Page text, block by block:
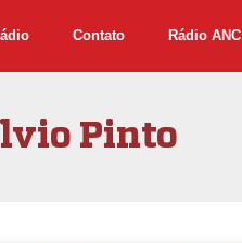
Contato Rádio ANC
Pinto